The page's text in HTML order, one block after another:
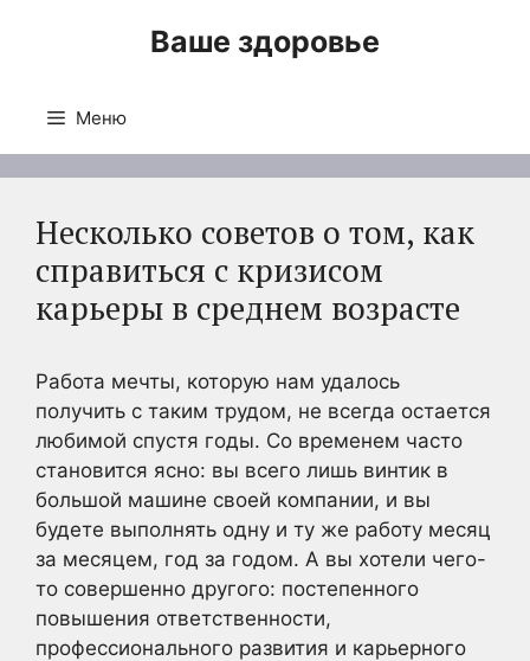
Ваше здоровье
Меню
Несколько советов о том, как
справиться с кризисом
карьеры в среднем возрасте
Работа мечты, которую нам удалось
получить с таким трудом, не всегда остается
любимой спустя годы. Со временем часто
становится ясно: вы всего лишь винтик в
большой машине своей компании, и вы
будете выполнять одну и ту же работу месяц
за месяцем, год за годом. А вы хотели чего-
то совершенно другого: постепенного
повышения ответственности,
профессионального развития и карьерного